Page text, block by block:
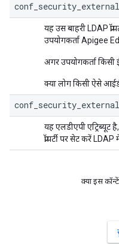
यह उस बाहरी LDAP
उपयोगकर्ता Apigee
अगर उपयोगकर्ता
क्या लोग किसी ऐसे
यह एलडीएपी
प्रॉपर्टी पर सेट करें
क्या इस